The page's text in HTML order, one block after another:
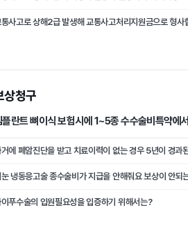
상청구
플란트 뼈이식 보험시에 1~5종 수수술비특약에
눈 냉동응고술 종수술비가 지급을 안해줘요 보상이 안되
푸수술의 입원필요성을 입증하기 위해서는?